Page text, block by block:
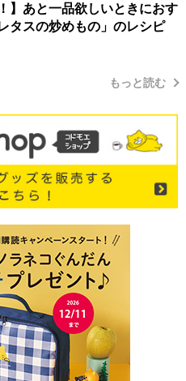
】あと一品欲しいときにおす
タスの炒めもの」のレシピ
もっと読む